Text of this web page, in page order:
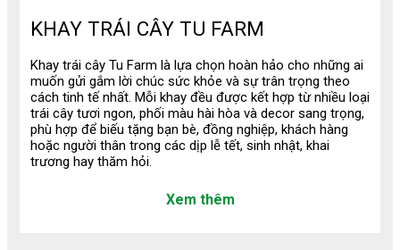
KHAY TRÁI CÂY TU FARM
Khay trái cây Tu Farm là lựa chọn hoàn hảo cho những ai
muốn gửi gắm lời chúc sức khỏe và sự trân trọng theo
cách tinh tế nhất. Mỗi khay đều được kết hợp từ nhiều loại
trái cây tươi ngon, phối màu hài hòa và decor sang trọng,
phù hợp để biếu tặng bạn bè, đồng nghiệp, khách hàng
hoặc người thân trong các dịp lễ tết, sinh nhật, khai
trương hay thăm hỏi.
1/ Quy Trình Tạo Nên Một Khay Trái
Xem thêm